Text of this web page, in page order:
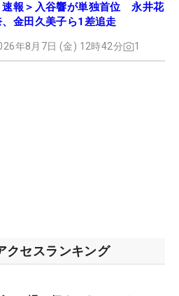
速報＞入谷響が単独首位 永井花
、金田久美子ら1差追走
年8月7日 (金) 12時42分 1
クセスランキング